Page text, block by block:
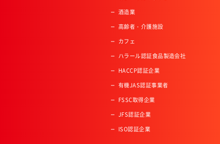
酒造業
高齢者・介護施設
カフェ
ハラール認証食品製造会社
HACCP認証企業
有機JAS認証事業者
FSSC取得企業
JFS認証企業
ISO認証企業